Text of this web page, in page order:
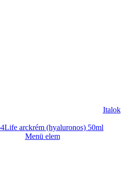
Italok
arckrém (hyaluronos) 50ml
Menü elem